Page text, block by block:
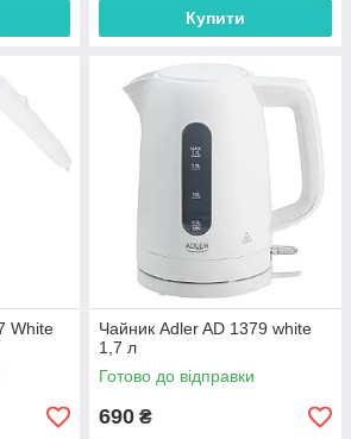
Купити
White
Чайник Adler AD 1379 white
1,7 л
Готово до відправки
690 ₴